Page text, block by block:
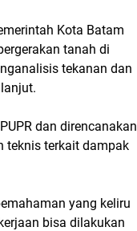
Kota Batam
tanah di
tekanan dan
dan direncanakan
teknis terkait dampak
yang keliru
bisa dilakukan